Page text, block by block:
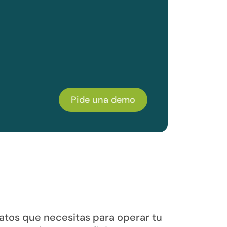
Pide una demo
que necesitas para operar tu